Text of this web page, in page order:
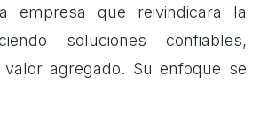
empresa que reivindicara la
soluciones confiables,
agregado. Su enfoque se